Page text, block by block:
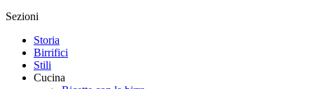
Sezioni
Storia
Birrifici
Stili
Cucina